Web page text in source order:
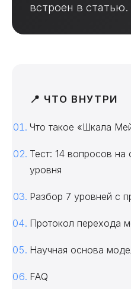
встроен в статью.
📍 ЧТО ВНУТРИ
Что такое «Шкала
Тест: 14 вопросов на
уровня
Разбор 7 уровней с
Протокол перехода
Научная основа
FAQ